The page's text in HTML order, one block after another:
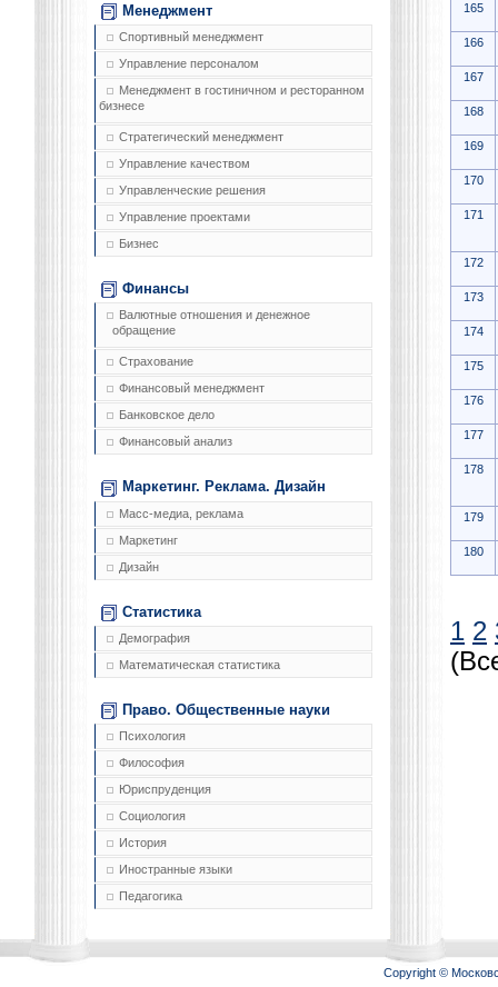
Менеджмент
Спортивный менеджмент
Управление персоналом
Менеджмент в гостиничном и ресторанном
бизнесе
Стратегический менеджмент
Управление качеством
Управленческие решения
Управление проектами
Бизнес
Финансы
Валютные отношения и денежное
обращение
Страхование
Финансовый менеджмент
Банковское дело
Финансовый анализ
Маркетинг. Реклама. Дизайн
Масс-медиа, реклама
Маркетинг
Дизайн
Статистика
Демография
Математическая статистика
Право. Общественные науки
Психология
Философия
Юриспруденция
Социология
История
Иностранные языки
Педагогика
165
166
167
168
169
170
171
172
173
174
175
176
177
178
179
180
1 2
Copyright ©